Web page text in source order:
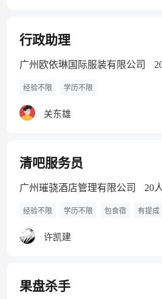
行政助理
广州欧依琳国际服装有限公司
经验不限 学历不限
关东雄
清吧服务员
广州璀骁酒店管理有限公司 20
经验不限 学历不限 包食宿 有提成
许凯建
果盘杀手